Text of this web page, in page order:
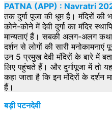
PATNA (APP) : Navratri
तक दुर्गा पूजा की धूम है। मंदिरों की
कोने-कोने में देवी दुर्गा का मंदिर
मान्यताएं हैं। सबकी अलग-अलग
दर्शन से लोगों की सारी
उन 5 प्रमुख देवी मंदिरों के बारे में
लिए पहुंचते हैं। और दुर्गापूजा में तो
कहा जाता है कि इन मंदिरों के दर्शन
हैं।
बड़ी पटनदेवी